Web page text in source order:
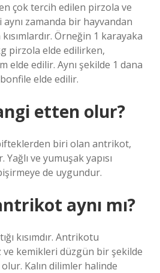
çok tercih edilen pirzola ve
zamanda bir hayvandan
Örneğin 1 karayaka
pirzola elde edilirken,
elde edilir. Aynı şekilde 1 dana
elde edilir.
etten olur?
biri olan antrikot,
Yağlı ve yumuşak yapısı
de uygundur.
aynı mı?
kısımdır. Antrikotu
ve kemikleri düzgün bir şekilde
Kalın dilimler halinde